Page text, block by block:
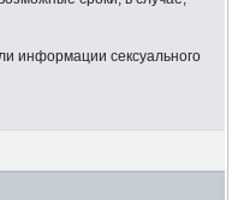
информации сексуального